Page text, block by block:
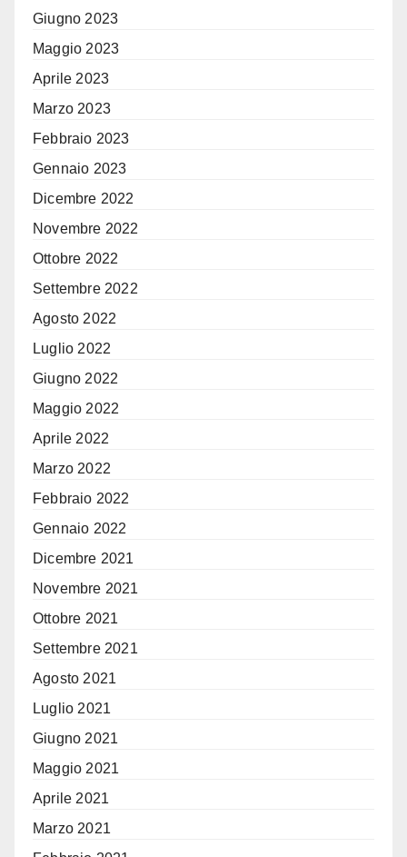
Giugno 2023
Maggio 2023
Aprile 2023
Marzo 2023
Febbraio 2023
Gennaio 2023
Dicembre 2022
Novembre 2022
Ottobre 2022
Settembre 2022
Agosto 2022
Luglio 2022
Giugno 2022
Maggio 2022
Aprile 2022
Marzo 2022
Febbraio 2022
Gennaio 2022
Dicembre 2021
Novembre 2021
Ottobre 2021
Settembre 2021
Agosto 2021
Luglio 2021
Giugno 2021
Maggio 2021
Aprile 2021
Marzo 2021